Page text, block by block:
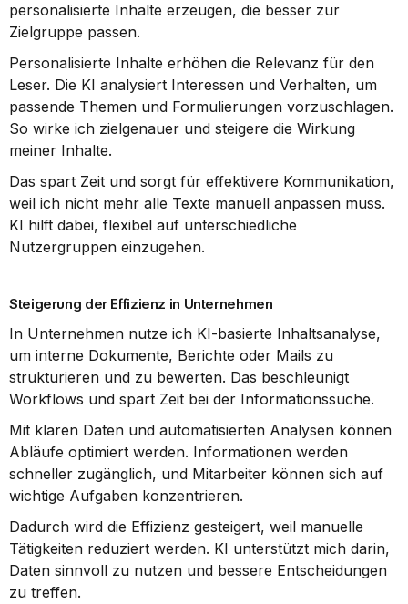
personalisierte Inhalte erzeugen, die besser zur
Zielgruppe passen.
Personalisierte Inhalte erhöhen die Relevanz für den
Leser. Die KI analysiert Interessen und Verhalten, um
passende Themen und Formulierungen vorzuschlagen.
So wirke ich zielgenauer und steigere die Wirkung
meiner Inhalte.
Das spart Zeit und sorgt für effektivere Kommunikation,
weil ich nicht mehr alle Texte manuell anpassen muss.
KI hilft dabei, flexibel auf unterschiedliche
Nutzergruppen einzugehen.
Steigerung der Effizienz in Unternehmen
In Unternehmen nutze ich KI-basierte Inhaltsanalyse,
um interne Dokumente, Berichte oder Mails zu
strukturieren und zu bewerten. Das beschleunigt
Workflows und spart Zeit bei der Informationssuche.
Mit klaren Daten und automatisierten Analysen können
Abläufe optimiert werden. Informationen werden
schneller zugänglich, und Mitarbeiter können sich auf
wichtige Aufgaben konzentrieren.
Dadurch wird die Effizienz gesteigert, weil manuelle
Tätigkeiten reduziert werden. KI unterstützt mich darin,
Daten sinnvoll zu nutzen und bessere Entscheidungen
zu treffen.